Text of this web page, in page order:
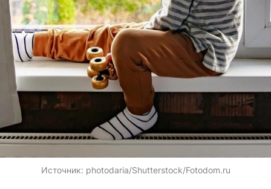
Источник: photodaria/Shutterstock/Fotodom.ru